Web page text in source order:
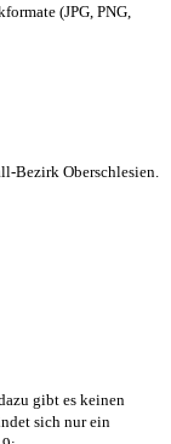
(JPG, PNG,
Bezirk Oberschlesien.
gibt es keinen
sich nur ein